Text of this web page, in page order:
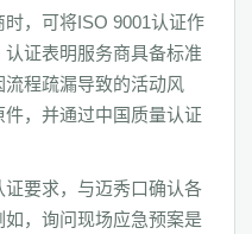
，可将ISO 9001认证作
证表明服务商具备标准
程疏漏导致的活动风
，并通过中国质量认证
要求，与迈秀口确认各
，询问现场应急预案是